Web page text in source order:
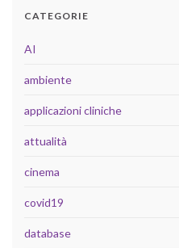
CATEGORIE
AI
ambiente
applicazioni cliniche
attualità
cinema
covid19
database